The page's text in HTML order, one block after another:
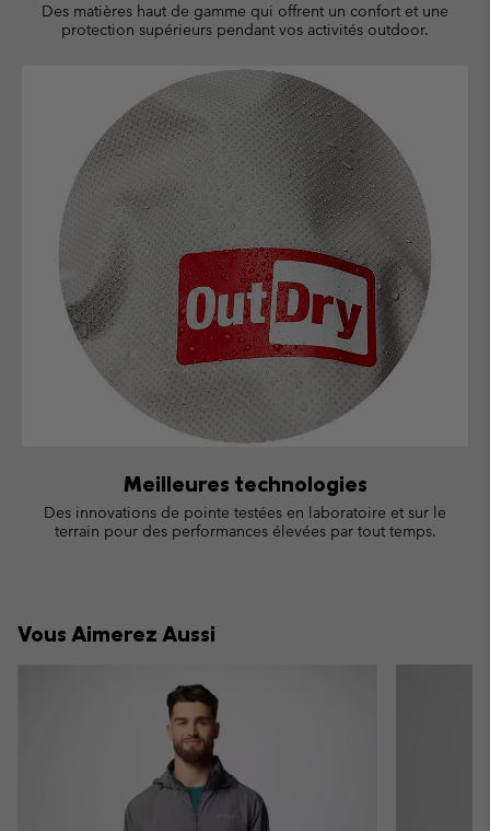
Des matières haut de gamme qui offrent un confort et une
protection supérieurs pendant vos activités outdoor.
Meilleures technologies
Des innovations de pointe testées en laboratoire et sur le
terrain pour des performances élevées par tout temps.
Vous Aimerez Aussi